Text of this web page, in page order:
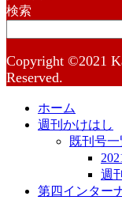
検索
Copyright ©2021
Reserved.
ホーム
週刊かけはし
既刊号一
週
第四インター